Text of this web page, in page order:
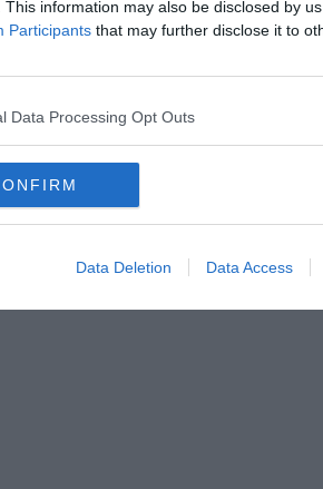
This information may also be disclosed by
Participants that may further disclose it to
Data Processing Opt Outs
Data Deletion Data Access